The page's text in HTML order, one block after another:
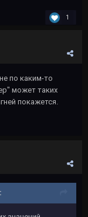
1
по каким-то
может таких
покажется.